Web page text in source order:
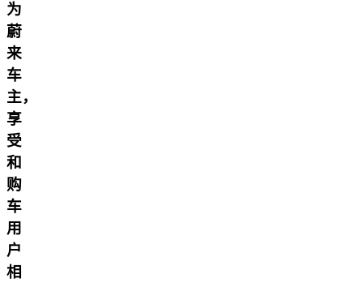
为
蔚
来
车
主，
享
受
和
购
车
用
户
相